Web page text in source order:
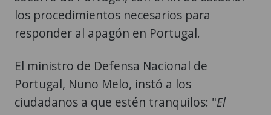
los procedimientos necesarios para
responder al apagón en Portugal.
El ministro de Defensa Nacional de
Portugal, Nuno Melo, instó a los
ciudadanos a que estén tranquilos: "El